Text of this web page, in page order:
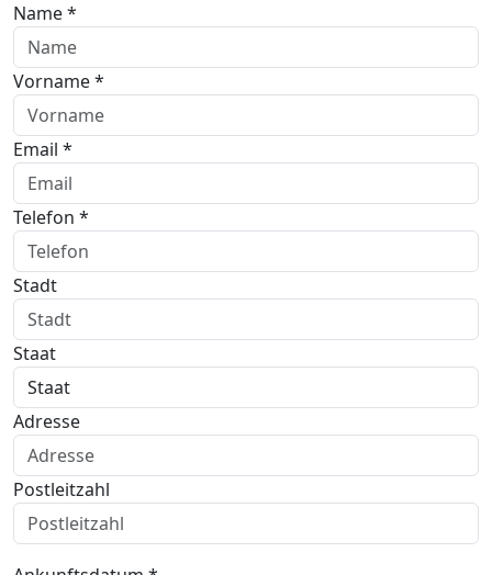
Name *
Vorname *
Email *
Telefon *
Stadt
Staat
Adresse
Postleitzahl